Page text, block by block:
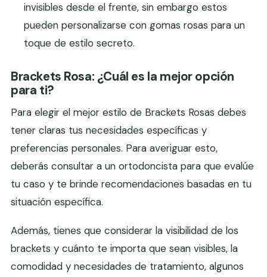
invisibles desde el frente, sin embargo estos
pueden personalizarse con gomas rosas para un
toque de estilo secreto.
Brackets Rosa: ¿Cuál es la mejor opción
para ti?
Para elegir el mejor estilo de Brackets Rosas debes
tener claras tus necesidades específicas y
preferencias personales. Para averiguar esto,
deberás consultar a un ortodoncista para que evalúe
tu caso y te brinde recomendaciones basadas en tu
situación específica.
Además, tienes que considerar la visibilidad de los
brackets y cuánto te importa que sean visibles, la
comodidad y necesidades de tratamiento, algunos